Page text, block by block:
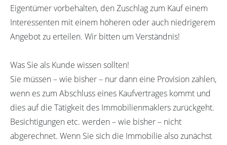
Eigentümer vorbehalten, den Zuschlag zum Kauf einem
Interessenten mit einem höheren oder auch niedrigerem
Angebot zu erteilen. Wir bitten um Verständnis!
Was Sie als Kunde wissen sollten!
Sie müssen – wie bisher – nur dann eine Provision zahlen,
wenn es zum Abschluss eines Kaufvertrages kommt und
dies auf die Tätigkeit des Immobilienmaklers zurückgeht.
Besichtigungen etc. werden – wie bisher – nicht
abgerechnet. Wenn Sie sich die Immobilie also zunächst